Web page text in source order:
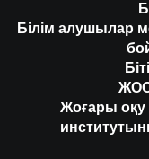
Білім алушылар
ЖОО
Жоғары оқу